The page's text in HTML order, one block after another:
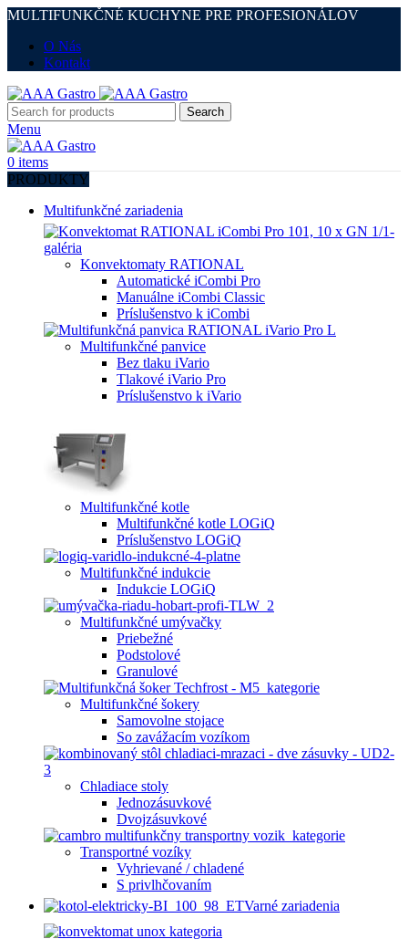
MULTIFUNKČNÉ KUCHYNE PRE PROFESIONÁLOV
O Nás
Kontakt
Search
Menu
0 items
PRODUKTY
Multifunkčné zariadenia
Konvektomaty RATIONAL
Automatické iCombi Pro
Manuálne iCombi Classic
Príslušenstvo k iCombi
Multifunkčné panvice
Bez tlaku iVario
Tlakové iVario Pro
Príslušenstvo k iVario
Multifunkčné kotle
Multifunkčné kotle LOGiQ
Príslušenstvo LOGiQ
Multifunkčné indukcie
Indukcie LOGiQ
Multifunkčné umývačky
Priebežné
Podstolové
Granulové
Multifunkčné šokery
Samovolne stojace
So zavážacím vozíkom
Chladiace stoly
Jednozásuvkové
Dvojzásuvkové
Transportné vozíky
Vyhrievané / chladené
S privlhčovaním
Varné zariadenia